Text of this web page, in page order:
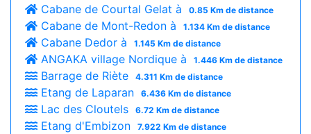
Cabane de Courtal Gelat à 0.85 Km de distance
Cabane de Mont-Redon à 1.134 Km de distance
Cabane Dedor à 1.145 Km de distance
ANGAKA village Nordique à 1.446 Km de distance
Barrage de Riète 4.311 Km de distance
Etang de Laparan 6.436 Km de distance
Lac des Cloutels 6.72 Km de distance
Etang d'Embizon 7.922 Km de distance